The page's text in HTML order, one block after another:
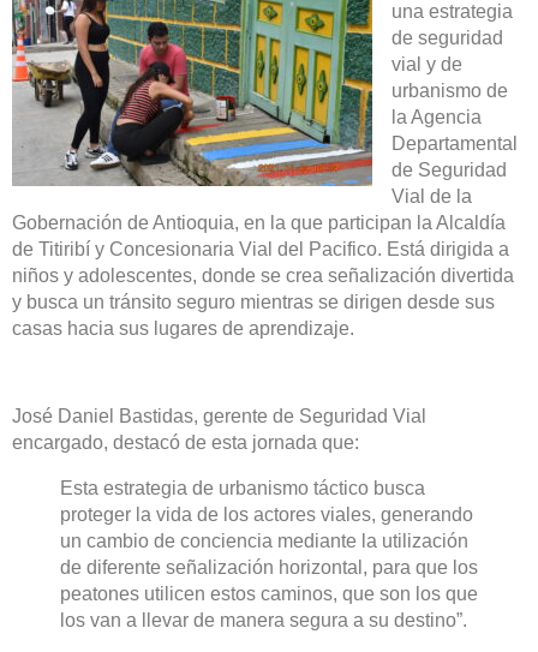
una estrategia
de seguridad
vial y de
urbanismo de
la Agencia
Departamental
de Seguridad
Vial de la
Gobernación de Antioquia, en la que participan la Alcaldía
de Titiribí y Concesionaria Vial del Pacifico. Está dirigida a
niños y adolescentes, donde se crea señalización divertida
y busca un tránsito seguro mientras se dirigen desde sus
casas hacia sus lugares de aprendizaje.
José Daniel Bastidas, gerente de Seguridad Vial
encargado, destacó de esta jornada que:
Esta estrategia de urbanismo táctico busca
proteger la vida de los actores viales, generando
un cambio de conciencia mediante la utilización
de diferente señalización horizontal, para que los
peatones utilicen estos caminos, que son los que
los van a llevar de manera segura a su destino”.